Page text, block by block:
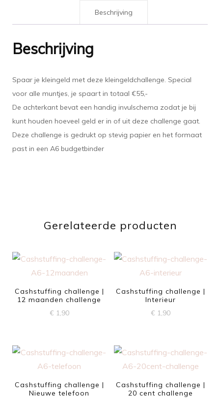
Beschrijving
Beschrijving
Spaar je kleingeld met deze kleingeldchallenge. Special
voor alle muntjes, je spaart in totaal €55,-
De achterkant bevat een handig invulschema zodat je bij
kunt houden hoeveel geld er in of uit deze challenge gaat.
Deze challenge is gedrukt op stevig papier en het formaat
past in een A6 budgetbinder
Gerelateerde producten
Cashstuffing challenge |
12 maanden challenge
€ 1,90
Cashstuffing challenge |
Interieur
€ 1,90
Cashstuffing challenge |
Nieuwe telefoon
Cashstuffing challenge |
20 cent challenge